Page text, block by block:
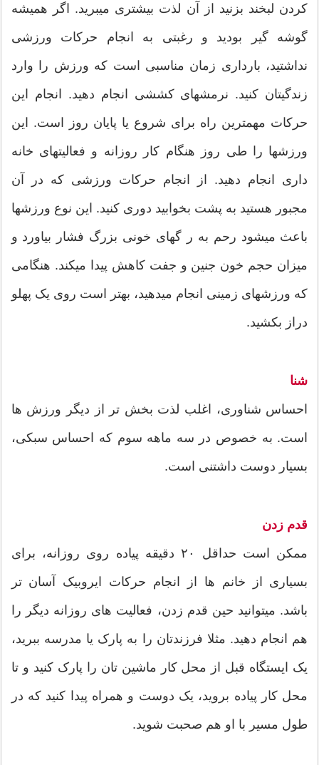
کردن لبخند بزنید از آن لذت بیشتری میبرید. اگر همیشه
گوشه گیر بودید و رغبتی به انجام حرکات ورزشی
نداشتید، بارداری زمان مناسبی است که ورزش را وارد
زندگیتان کنید. نرمشهای کششی انجام دهید. انجام این
حرکات مهمترین راه برای شروع یا پایان روز است. این
ورزشها را طی روز هنگام کار روزانه و فعالیتهای خانه
داری انجام دهید. از انجام حرکات ورزشی که در آن
مجبور هستید به پشت بخوابید دوری کنید. این نوع ورزشها
باعث میشود رحم به ر گهای خونی بزرگ فشار بیاورد و
میزان حجم خون جنین و جفت کاهش پیدا میکند. هنگامی
که ورزشهای زمینی انجام میدهید، بهتر است روی یک پهلو
دراز بکشید.
شنا
احساس شناوری، اغلب لذت بخش تر از دیگر ورزش ها
است. به خصوص در سه ماهه سوم که احساس سبکی،
بسیار دوست داشتنی است.
قدم زدن
ممکن است حداقل ۲۰ دقیقه پیاده روی روزانه، برای
بسیاری از خانم ها از انجام حرکات ایروبیک آسان تر
باشد. میتوانید حین قدم زدن، فعالیت های روزانه دیگر را
هم انجام دهید. مثلا فرزندتان را به پارک یا مدرسه ببرید،
یک ایستگاه قبل از محل کار ماشین تان را پارک کنید و تا
محل کار پیاده بروید، یک دوست و همراه پیدا کنید که در
طول مسیر با او هم صحبت شوید.